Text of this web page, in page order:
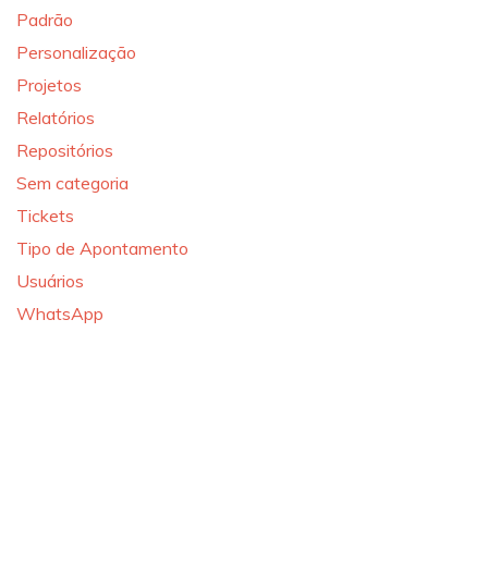
Padrão
Personalização
Projetos
Relatórios
Repositórios
Sem categoria
Tickets
Tipo de Apontamento
Usuários
WhatsApp